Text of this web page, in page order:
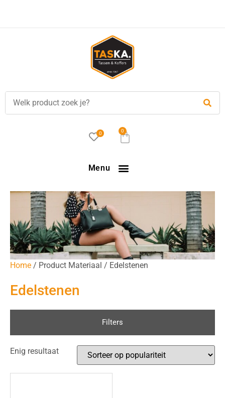
besteld, is vandaag verzonden!
0 0
Menu
Home / Product Materiaal / Edelstenen
Edelstenen
Filters
Enig resultaat